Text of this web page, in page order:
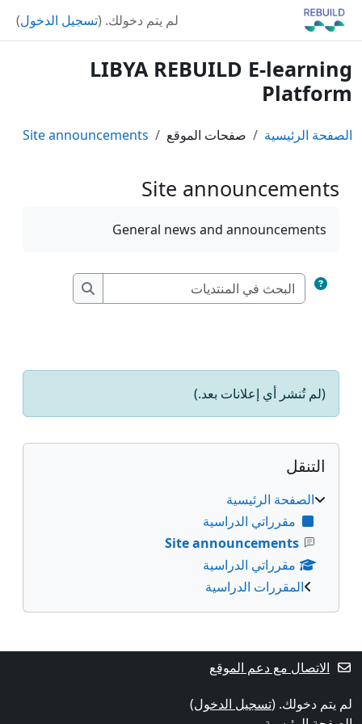
تخطى إلى المحتوى الرئيسي
لم يتم دخولك. (تسجيل الدخول)
LIBYA REBUILD E-learning
Platform
الصفحة الرئيسية صفحات الموقع Site announcements
Site announcements
General news and announcements
البحث في المنتديات
البحث في
(لم تُنشر أي إعلانات بعد.)
الكتل
تجاوز التنقل
التنقل
الصفحة الرئيسية
مقرراتي الدراسية
Site announcements
مقرراتي الدراسية
المقررات الدراسية
الكتل التكميلية
الاتصال مع دعم الموقع
لم يتم دخولك. (تسجيل الدخول)